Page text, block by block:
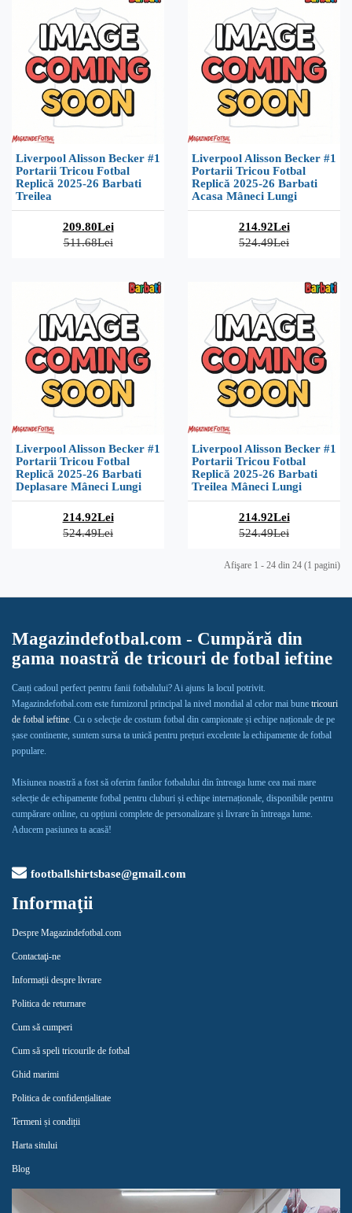
Liverpool Alisson Becker #1
Portarii Tricou Fotbal
Replică 2025-26 Barbati
Treilea
209.80Lei
511.68Lei
Liverpool Alisson Becker #1
Portarii Tricou Fotbal
Replică 2025-26 Barbati
Acasa Mâneci Lungi
214.92Lei
524.49Lei
Liverpool Alisson Becker #1
Portarii Tricou Fotbal
Replică 2025-26 Barbati
Deplasare Mâneci Lungi
214.92Lei
524.49Lei
Liverpool Alisson Becker #1
Portarii Tricou Fotbal
Replică 2025-26 Barbati
Treilea Mâneci Lungi
214.92Lei
524.49Lei
Afişare 1 - 24 din 24 (1 pagini)
Magazindefotbal.com - Cumpără din
gama noastră de tricouri de fotbal ieftine
Cauți cadoul perfect pentru fanii fotbalului? Ai ajuns la locul potrivit.
Magazindefotbal.com este furnizorul principal la nivel mondial al celor mai bune tricouri
de fotbal ieftine. Cu o selecție de costum fotbal din campionate și echipe naționale de pe
șase continente, suntem sursa ta unică pentru prețuri excelente la echipamente de fotbal
populare.
Misiunea noastră a fost să oferim fanilor fotbalului din întreaga lume cea mai mare
selecție de echipamente fotbal pentru cluburi și echipe internaționale, disponibile pentru
cumpărare online, cu opțiuni complete de personalizare și livrare în întreaga lume.
Aducem pasiunea ta acasă!
footballshirtsbase@gmail.com
Informaţii
Despre Magazindefotbal.com
Contactaţi-ne
Informații despre livrare
Politica de returnare
Cum să cumperi
Cum să speli tricourile de fotbal
Ghid marimi
Politica de confidențialitate
Termeni și condiții
Harta sitului
Blog